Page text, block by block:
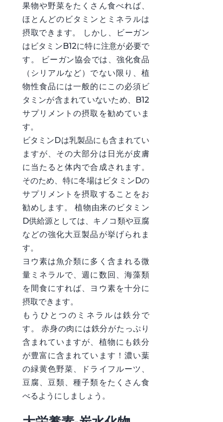
果物や野菜をたくさん食べれば、
ほとんどのビタミンとミネラルは
摂取できます。 しかし、ビーガン
はビタミンB12に特に注意が必要で
す。 ビーガン協会では、強化食品
（シリアルなど）でない限り、植
物性食品には一般的にこの必須ビ
タミンが含まれていないため、B12
サプリメントの摂取を勧めていま
す。
ビタミンDは乳製品にも含まれてい
ますが、その大部分は日光が皮膚
に当たると体内で合成されます。
そのため、特に冬場はビタミンDの
サプリメントを摂取することをお
勧めします。 植物由来のビタミン
D供給源としては、キノコ類や豆腐
などの強化大豆製品が挙げられま
す。
ヨウ素は魚介類に多く含まれる微
量ミネラルで、週に数回、海藻類
を間食にすれば、ヨウ素を十分に
摂取できます。
もうひとつのミネラルは鉄分で
す。 赤身の肉には鉄分がたっぷり
含まれていますが、植物にも鉄分
が豊富に含まれています！濃い葉
の緑黄色野菜、ドライフルーツ、
豆腐、豆類、種子類をたくさん食
べるようにしましょう。